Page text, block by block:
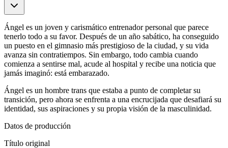
Ángel es un joven y carismático entrenador personal que parece
tenerlo todo a su favor. Después de un año sabático, ha conseguido
un puesto en el gimnasio más prestigioso de la ciudad, y su vida
avanza sin contratiempos. Sin embargo, todo cambia cuando
comienza a sentirse mal, acude al hospital y recibe una noticia que
jamás imaginó: está embarazado.
Ángel es un hombre trans que estaba a punto de completar su
transición, pero ahora se enfrenta a una encrucijada que desafiará su
identidad, sus aspiraciones y su propia visión de la masculinidad.
Datos de producción
Título original